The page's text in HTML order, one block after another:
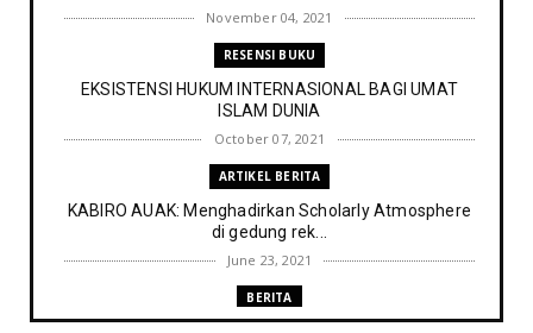
November 04, 2021
RESENSI BUKU
EKSISTENSI HUKUM INTERNASIONAL BAGI UMAT
ISLAM DUNIA
October 07, 2021
ARTIKEL BERITA
KABIRO AUAK: Menghadirkan Scholarly Atmosphere
di gedung rek...
June 23, 2021
BERITA